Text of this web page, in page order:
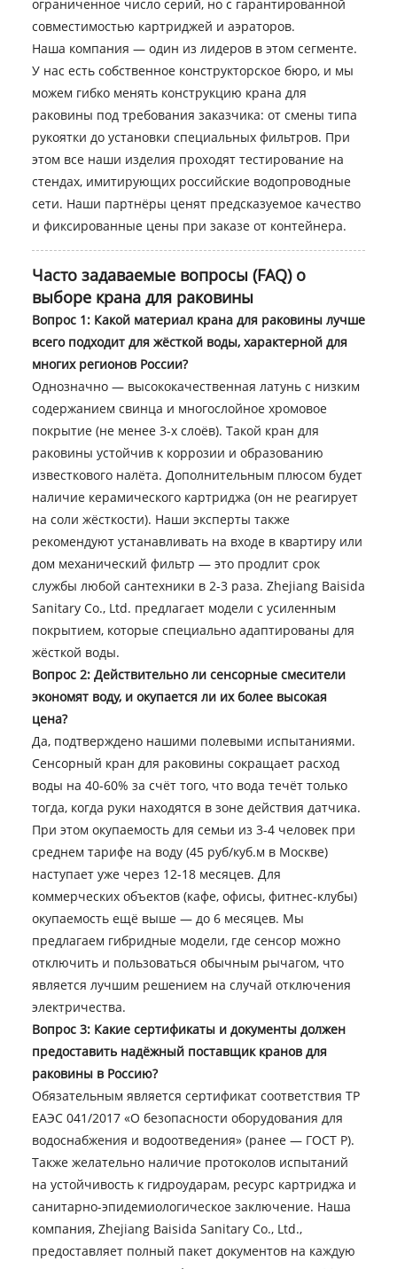
ограниченное число серий, но с гарантированной
совместимостью картриджей и аэраторов.
Наша компания — один из лидеров в этом сегменте.
У нас есть собственное конструкторское бюро, и мы
можем гибко менять конструкцию крана для
раковины под требования заказчика: от смены типа
рукоятки до установки специальных фильтров. При
этом все наши изделия проходят тестирование на
стендах, имитирующих российские водопроводные
сети. Наши партнёры ценят предсказуемое качество
и фиксированные цены при заказе от контейнера.
Часто задаваемые вопросы (FAQ) о
выборе крана для раковины
Вопрос 1: Какой материал крана для раковины лучше
всего подходит для жёсткой воды, характерной для
многих регионов России?
Однозначно — высококачественная латунь с низким
содержанием свинца и многослойное хромовое
покрытие (не менее 3-х слоёв). Такой кран для
раковины устойчив к коррозии и образованию
известкового налёта. Дополнительным плюсом будет
наличие керамического картриджа (он не реагирует
на соли жёсткости). Наши эксперты также
рекомендуют устанавливать на входе в квартиру или
дом механический фильтр — это продлит срок
службы любой сантехники в 2-3 раза. Zhejiang Baisida
Sanitary Co., Ltd. предлагает модели с усиленным
покрытием, которые специально адаптированы для
жёсткой воды.
Вопрос 2: Действительно ли сенсорные смесители
экономят воду, и окупается ли их более высокая
цена?
Да, подтверждено нашими полевыми испытаниями.
Сенсорный кран для раковины сокращает расход
воды на 40-60% за счёт того, что вода течёт только
тогда, когда руки находятся в зоне действия датчика.
При этом окупаемость для семьи из 3-4 человек при
среднем тарифе на воду (45 руб/куб.м в Москве)
наступает уже через 12-18 месяцев. Для
коммерческих объектов (кафе, офисы, фитнес-клубы)
окупаемость ещё выше — до 6 месяцев. Мы
предлагаем гибридные модели, где сенсор можно
отключить и пользоваться обычным рычагом, что
является лучшим решением на случай отключения
электричества.
Вопрос 3: Какие сертификаты и документы должен
предоставить надёжный поставщик кранов для
раковины в Россию?
Обязательным является сертификат соответствия ТР
ЕАЭС 041/2017 «О безопасности оборудования для
водоснабжения и водоотведения» (ранее — ГОСТ Р).
Также желательно наличие протоколов испытаний
на устойчивость к гидроударам, ресурс картриджа и
санитарно-эпидемиологическое заключение. Наша
компания, Zhejiang Baisida Sanitary Co., Ltd.,
предоставляет полный пакет документов на каждую